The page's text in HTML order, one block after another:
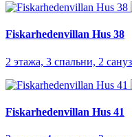
Fiskarhedenvillan Hus 38
2 этажа, 3 спальни, 2
Fiskarhedenvillan Hus 41